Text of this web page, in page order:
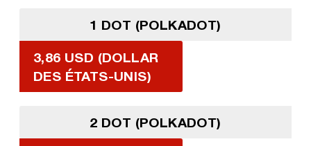
1 DOT (POLKADOT)
3,86 USD (DOLLAR
DES ÉTATS-UNIS)
2 DOT (POLKADOT)